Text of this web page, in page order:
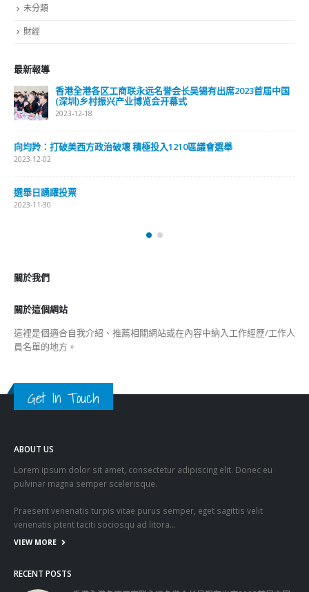
最新報導
選舉日踴躍投票 文: 朱家健
2023-11-30
抹黑候選人涉選舉舞弊 文: 朱家健
2023-11-30
香港公院探访明起无须预约一图睇清最新安排
這裡是個適合自我介紹、推薦相關網站或在內容中納入工作經歷/工作人
Get In Touch
Lorem ipsum dolor sit amet, consectetur adipiscing elit. Donec eu
Praesent venenatis turpis vitae purus semper, eget sagittis velit
venenatis ptent taciti sociosqu ad litora…
RECENT POSTS